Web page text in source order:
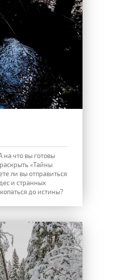
на что вы готовы
«Тайны
ли вы отправиться
и странных
до истины?